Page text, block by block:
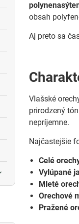
obsah
Aj preto sa
Vlašské
prirodzený
nepríjemne.
Najčastejšie
Celé
Vylúpané
Mleté
Orechové
Pražené